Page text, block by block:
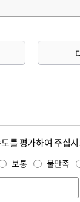
를 평가하여 주십
보통 불만족